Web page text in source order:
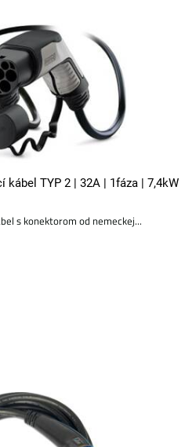
kábel TYP 2 | 32A | 1fáza | 7,4kW
s konektorom od nemeckej...